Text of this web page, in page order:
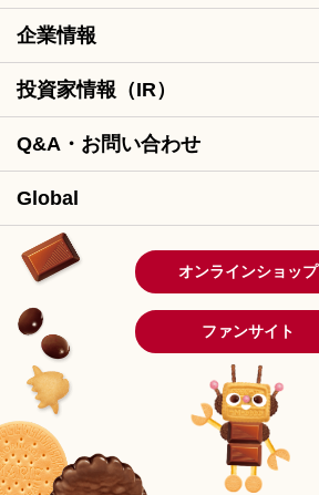
企業情報
投資家情報（IR）
Q&A・お問い合わせ
Global
オンラインショップ
ファンサイト